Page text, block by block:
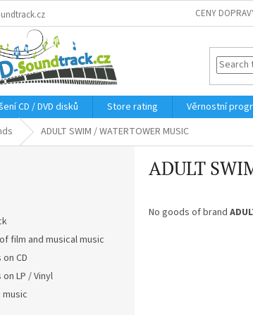
CENY
CD / DVD disků Store rating Věrnostní
ADULT SWIM / WATERTOWER MUSIC
film and musical music
CD
LP / Vinyl
music
ADULT
No goods of brand